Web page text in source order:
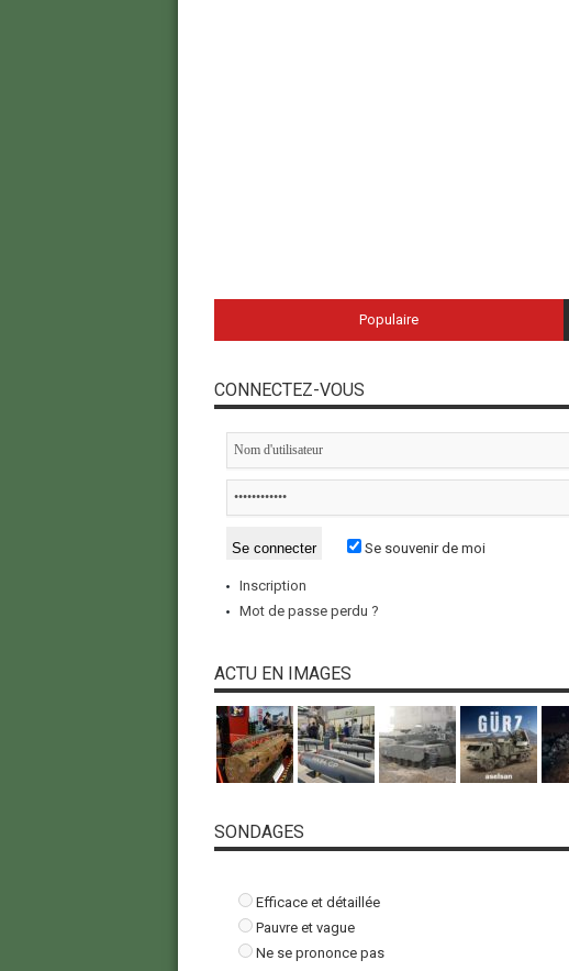
Populaire
CONNECTEZ-VOUS
Se souvenir de moi
Inscription
Mot de passe perdu ?
ACTU EN IMAGES
SONDAGES
Efficace et détaillée
Pauvre et vague
Ne se prononce pas